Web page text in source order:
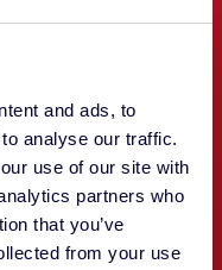
and ads, to
analyse our traffic.
use of our site with
partners who
that you’ve
from your use